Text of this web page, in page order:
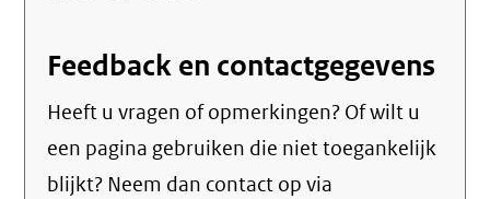
Feedback en contactgegevens
Heeft u vragen of opmerkingen? Of wilt u
een pagina gebruiken die niet toegankelijk
blijkt? Neem dan contact op via